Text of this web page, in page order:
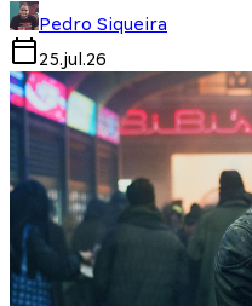
Pedro Siqueira
25.jul.26